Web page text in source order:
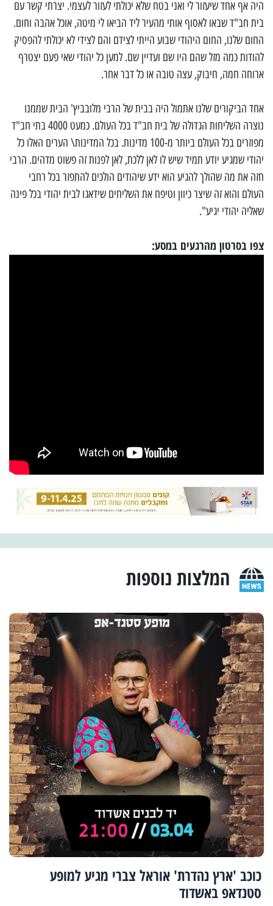
היה אף אחד שיעזור לי ואני בטח שלא יכולתי לעזור לעצמי. יצרתי קשר עם
בית חב"ד שבאו לאסוף אותי מהעיר ליד הביאו לי מיטה, אוכל אהבה וחום.
החום שלנו, החום היהודי שבוע הייתי לצידם והם לצידי לא יכולתי להפסיק
להודות כמה מזל שהם היו שם ועדיין שם. למען כל יהודי שאי פעם יצטרף
ארוחה חמה, חיבוק, עצה טובה או כל דבר אחר.
אחד הביקורים שלנו אתמול היה בבית של הרבי מלובביץ' הבית שממנו
נוצרה השליחות הגדולה של בית חב"ד בכל העולם. כמעט 4000 בתי חב"ד
מפוזרים בכל העולם ביותר מ-100 מדינות. בכל המדינות\ הערים האלו כל
יהודי שמגיע יודע תמיד שיש לו לאן ללכת, לאן לפנות זה פשוט מדהים. הרבי
חזה את מה שהולך להגיע הוא ידע שיהודים הולכים להתפזר בכל רחבי
העולם והוא זה שיצר כיוון וטיפח את השליחים שידאגו לבית יהודי בכל פינה
שאליה יהודי יגיע".
צפו בסרטון מהרגעים במסע:
המלצות נוספות
כוכב 'ארץ נהדרת' אוראל צברי מגיע למופע
סטנדאפ באשדוד